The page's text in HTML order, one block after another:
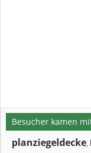
Besucher kamen
planziegeldecke,